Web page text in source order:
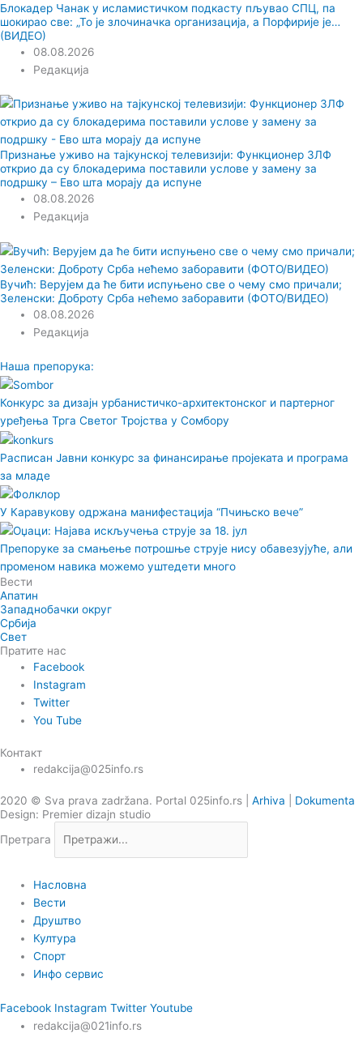
Блокадер Чанак у исламистичком подкасту пљувао СПЦ, па
шокирао све: „То је злочиначка организација, а Порфирије је…
(ВИДЕО)
08.08.2026
Редакција
Признање уживо на тајкунској телевизији: Функционер ЗЛФ
открио да су блокадерима поставили услове у замену за
подршку – Ево шта морају да испуне
08.08.2026
Редакција
Вучић: Верујем да ће бити испуњено све о чему смо причали;
Зеленски: Доброту Срба нећемо заборавити (ФОТО/ВИДЕО)
08.08.2026
Редакција
Наша препорука:
Конкурс за дизајн урбанистичко-архитектонског и партерног
уређења Трга Светог Тројства у Сомбору
Расписан Јавни конкурс за финансирање пројеката и програма
за младе
У Каравукову одржана манифестација “Пчињско вече”
Препоруке за смањење потрошње струје нису обавезујуће, али
променом навика можемо уштедети много
Вести
Апатин
Западнобачки округ
Србија
Свет
Пратите нас
Facebook
Instagram
Twitter
You Tube
Контакт
redakcija@025info.rs
2020 © Sva prava zadržana. Portal 025info.rs | Arhiva
Dokumenta
Design: Premier dizajn studio
Претрага
Насловна
Вести
Друштво
Култура
Спорт
Инфо сервис
Facebook Instagram Twitter Youtube
redakcija@021info.rs